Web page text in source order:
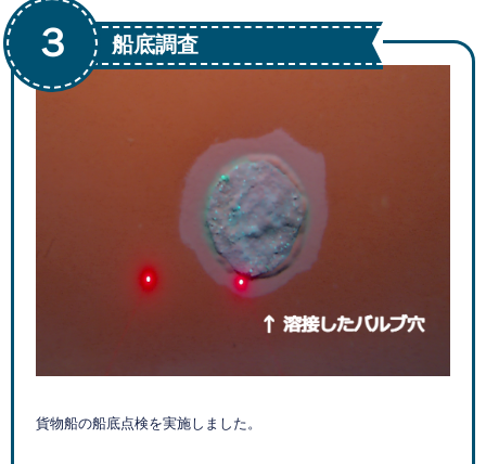
船底調査
３
貨物船の船底点検を実施しました。